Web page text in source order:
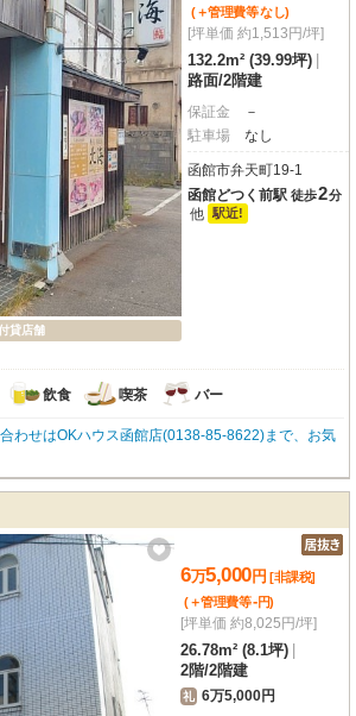
貸店舗
(＋管理費等なし)
[坪単価 約1,513円/坪]
132.2m² (39.99坪)
路面/2階建
保証金
－
駐車場
なし
函館市弁天町19-1
函館どつく前駅 徒歩2分
他 駅近!
飲食 喫茶 バー
6万5,000円 [非課税]
(＋管理費等-円)
[坪単価 約8,025円/坪]
26.78m² (8.1坪)
2階/2階建
礼 6万5,000円